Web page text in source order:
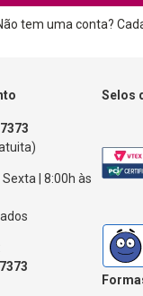
tem uma conta?
| 8:00h às
Selos